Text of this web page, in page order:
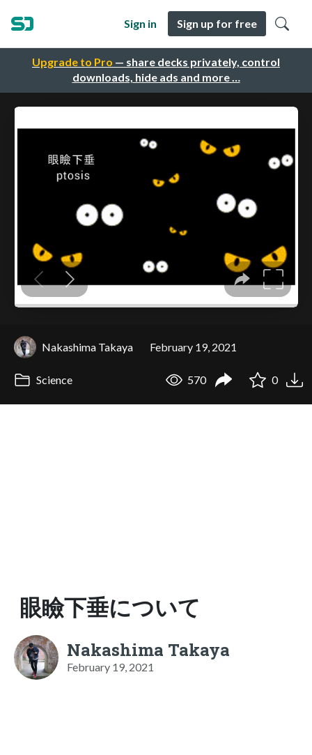
Upgrade to Pro — share decks privately, control
downloads, hide ads and more …
Sign in Sign up for free
Nakashima Takaya February 19, 2021
Science 570 0
眼瞼下垂について
Nakashima Takaya
February 19, 2021